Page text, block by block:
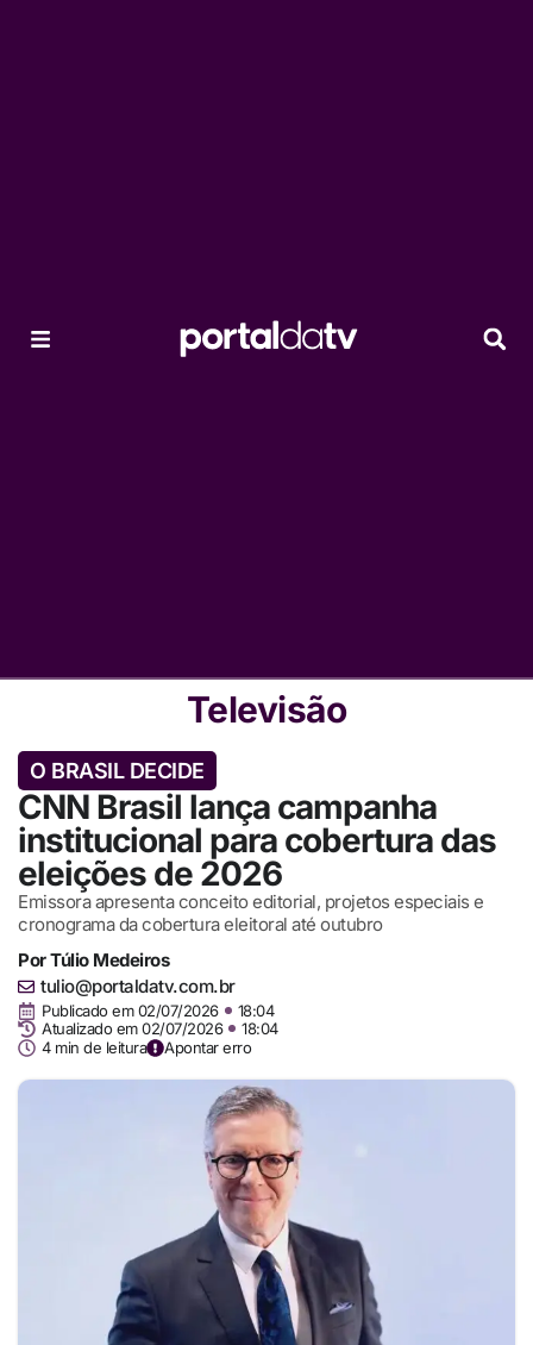
Televisão
O BRASIL DECIDE
CNN Brasil lança campanha
institucional para cobertura das
eleições de 2026
Emissora apresenta conceito editorial, projetos especiais e
cronograma da cobertura eleitoral até outubro
PorTúlio Medeiros
tulio@portaldatv.com.br
Publicado em 02/07/2026
18:04
Atualizado em 02/07/2026
18:04
4 min de leitura
Apontar erro